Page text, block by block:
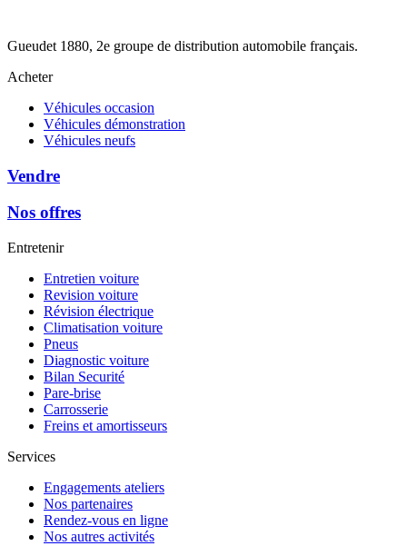
Gueudet 1880, 2e groupe de distribution automobile français.
Acheter
Véhicules occasion
Véhicules démonstration
Véhicules neufs
Vendre
Nos offres
Entretenir
Entretien voiture
Revision voiture
Révision électrique
Climatisation voiture
Pneus
Diagnostic voiture
Bilan Securité
Pare-brise
Carrosserie
Freins et amortisseurs
Services
Engagements ateliers
Nos partenaires
Rendez-vous en ligne
Nos autres activités